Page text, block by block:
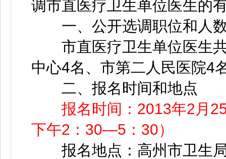
调市直医疗卫生单位医生的
一、公开选调职位和人
市直医疗卫生单位医生共
中心4名、市第二人民医院4
二、报名时间和地点
报名时间：2013年2月
下午2：30—5：30）
报名地点：高州市卫生局